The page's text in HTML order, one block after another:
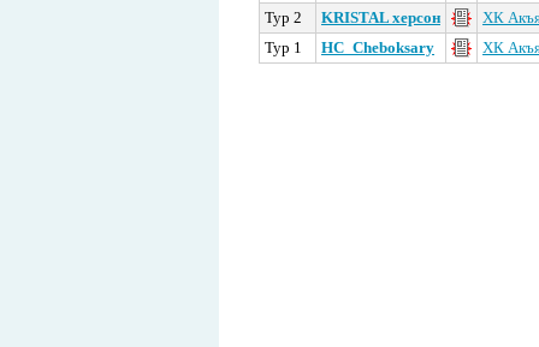
Тур 2
KRISTAL херсон
ХК
Тур 1
HC_Cheboksary ХК